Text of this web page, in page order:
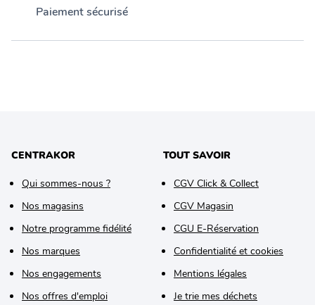
Paiement sécurisé
CENTRAKOR
Qui sommes-nous ?
Nos magasins
Notre programme fidélité
Nos marques
Nos engagements
Nos offres d'emploi
TOUT SAVOIR
CGV Click & Collect
CGV Magasin
CGU E-Réservation
Confidentialité et cookies
Mentions légales
Je trie mes déchets